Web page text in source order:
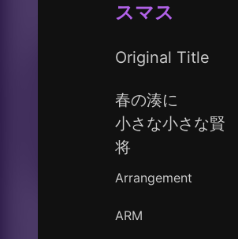
スマス
Original Title
春の湊に
小さな小さな賢
将
Arrangement
ARM